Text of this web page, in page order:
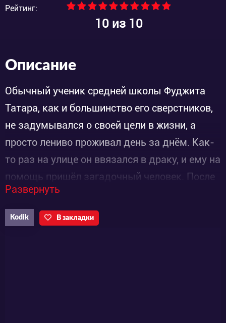
Рейтинг:
10из 10
Описание
Обычный ученик средней школы Фуджита
Татара, как и большинство его сверстников,
не задумывался о своей цели в жизни, а
просто лениво проживал день за днём. Как-
то раз на улице он ввязался в драку, и ему на
помощь пришёл загадочный человек. После
этого, к удивлению Татару, этот человек
отвел его в танцевальный класс. Пока он с
восхищением наблюдал за Ханаокой
Развернуть
Kodik В закладки